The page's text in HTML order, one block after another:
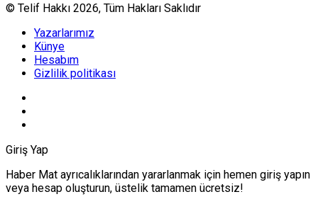
© Telif Hakkı 2026, Tüm Hakları Saklıdır
Yazarlarımız
Künye
Hesabım
Gizlilik politikası
Giriş Yap
Haber Mat ayrıcalıklarından yararlanmak için hemen giriş yapın
veya hesap oluşturun, üstelik tamamen ücretsiz!